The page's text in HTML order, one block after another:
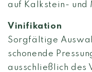
auf Kalkstein- und
Vinifikation
Sorgfältige
schonende
ausschließlich des